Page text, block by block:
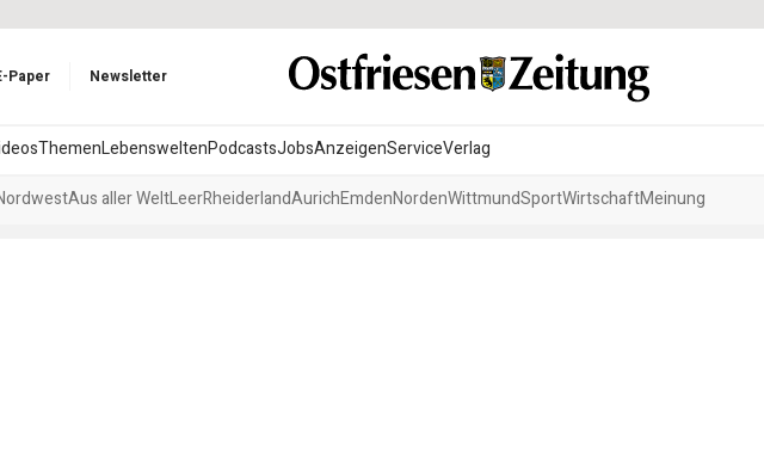
Paper Newsletter
ThemenLebensweltenPodcastsJobsAnzeigenServiceVerlag
Aus aller WeltLeerRheiderlandAurichEmdenNordenWittmundSportWirtschaftMeinung